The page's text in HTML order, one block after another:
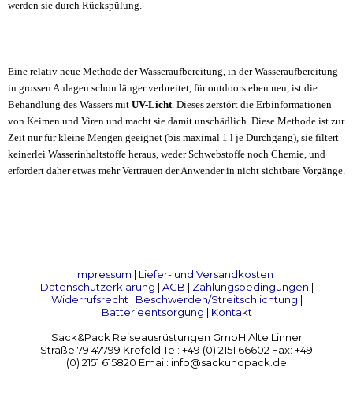
werden sie durch Rückspülung.
Eine relativ neue Methode der Wasseraufbereitung, in der Wasseraufbereitung
in grossen Anlagen schon länger verbreitet, für outdoors eben neu, ist die
Behandlung des Wassers mit UV-Licht . Dieses zerstört die Erbinformationen
von Keimen und Viren und macht sie damit unschädlich. Diese Methode ist zur
Zeit nur für kleine Mengen geeignet (bis maximal 1 l je Durchgang), sie filtert
keinerlei Wasserinhaltstoffe heraus, weder Schwebstoffe noch Chemie, und
erfordert daher etwas mehr Vertrauen der Anwender in nicht sichtbare Vorgänge.
Impressum | Liefer- und Versandkosten |
Datenschutzerklärung | AGB | Zahlungsbedingungen |
Widerrufsrecht | Beschwerden/Streitschlichtung |
Batterieentsorgung | Kontakt
Sack&Pack Reiseausrüstungen GmbH Alte Linner
Straße 79 47799 Krefeld Tel: +49 (0) 2151 66602 Fax: +49
(0) 2151 615820 Email: info@sackundpack.de